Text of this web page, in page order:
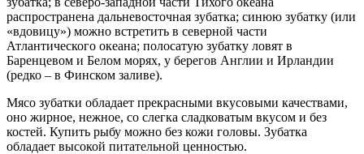
распространена дальневосточная зубатка; синюю зубатку (или
«вдовицу») можно встретить в северной части
Атлантического океана; полосатую зубатку ловят в
Баренцевом и Белом морях, у берегов Англии и Ирландии
(редко – в Финском заливе).
Мясо зубатки обладает прекрасными вкусовыми качествами,
оно жирное, нежное, со слегка сладковатым вкусом и без
костей. Купить рыбу можно без кожи головы. Зубатка
обладает высокой питательной ценностью.